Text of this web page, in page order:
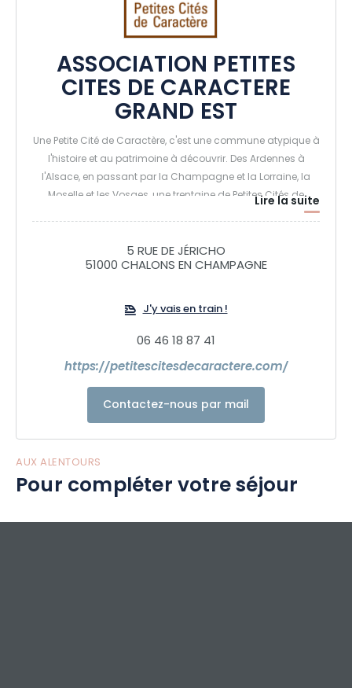
ASSOCIATION PETITES
CITES DE CARACTERE
GRAND EST
Une Petite Cité de Caractère, c'est une commune atypique à
l'histoire et au patrimoine à découvrir. Des Ardennes à
l'Alsace, en passant par la Champagne et la Lorraine, la
Moselle et les Vosges, une trentaine de Petites Cités de
Prenez le temps de les visiter, les portes vous sont ouvertes.
Vous y apprécierez un certain art de vivre.
Lire la suite
5 RUE DE JÉRICHO
51000 CHALONS EN CHAMPAGNE
J'y vais en train !
06 46 18 87 41
https://petitescitesdecaractere.com/
Contactez-nous par mail
AUX ALENTOURS
Pour compléter votre séjour